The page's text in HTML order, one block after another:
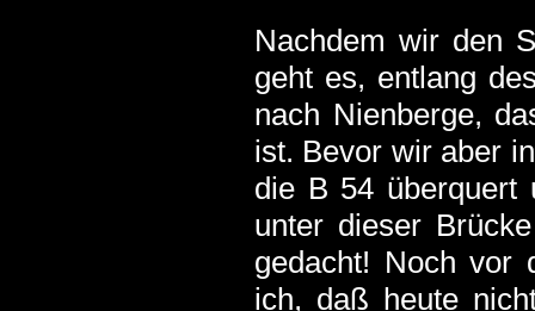
Nachdem wir den
geht es, entlang
nach Nienberge,
ist. Bevor wir aber
die B 54 überquert
unter dieser
gedacht! Noch vor
ich, daß heute